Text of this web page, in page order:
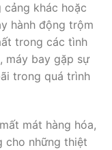
cảng khác hoặc
hành động trộm
trong các tình
máy bay gặp sự
trong quá trình
mát hàng hóa,
cho những thiệt